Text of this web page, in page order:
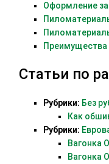
Оформление
Преимущества
Статьи по
Рубрики: Без
Как
Рубрики:
Вагонка
Вагонка